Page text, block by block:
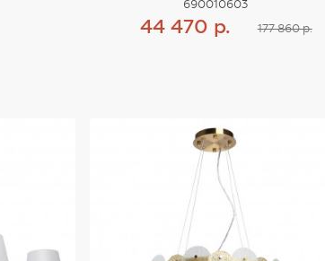
690010603
44 470 р.
177 860 р.